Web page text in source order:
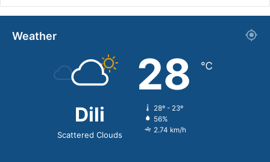
Weather
Dili
Scattered Clouds
28 ℃
28º - 23º
56%
2.74 km/h